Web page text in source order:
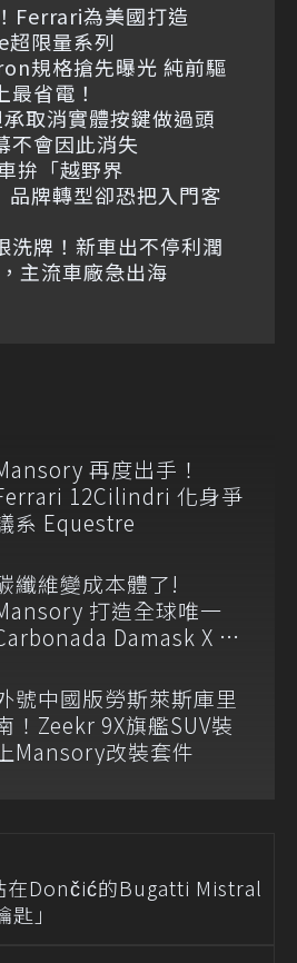
Ferrari為美國打造
限量系列
規格搶先曝光 純前驅
省電！
取消實體按鍵做過頭
不會因此消失
拚「越野界
牌轉型卻恐把入門客
洗牌！新車出不停利潤
主流車廠急出海
再度出手！
12Cilindri 化身爭
系 Equestre
纖維變成本體了!
打造全球唯一
Damask X 造
號中國版勞斯萊斯庫里
！Zeekr 9X旗艦SUV裝
上Mansory改裝套件
在Dončić的Bugatti Mistral
」